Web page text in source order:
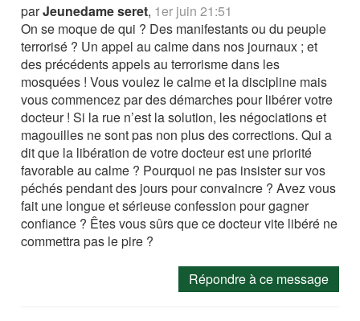
parJeunedame seret, 1er juin 21:51
On se moque de qui ? Des manifestants ou du peuple
terrorisé ? Un appel au calme dans nos journaux ; et
des précédents appels au terrorisme dans les
mosquées ! Vous voulez le calme et la discipline mais
vous commencez par des démarches pour libérer votre
docteur ! Si la rue n’est la solution, les négociations et
magouilles ne sont pas non plus des corrections. Qui a
dit que la libération de votre docteur est une priorité
favorable au calme ? Pourquoi ne pas insister sur vos
péchés pendant des jours pour convaincre ? Avez vous
fait une longue et sérieuse confession pour gagner
confiance ? Êtes vous sûrs que ce docteur vite libéré ne
commettra pas le pire ?
Répondre à ce message